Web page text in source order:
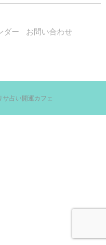
ダー お問い合わせ
サ占い開運カフェ